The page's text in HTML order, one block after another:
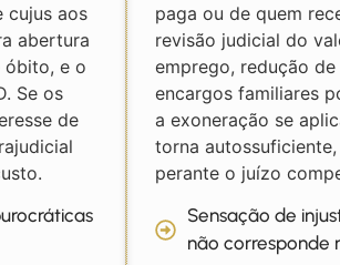
cujus aos
abertura
óbito, e o
Se os
de
paga ou de quem
revisão judicial do
emprego, redução
encargos familiares
a exoneração se
torna
perante o juízo
Sensação de
não corresponde